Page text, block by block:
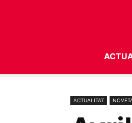
ACTUALITAT